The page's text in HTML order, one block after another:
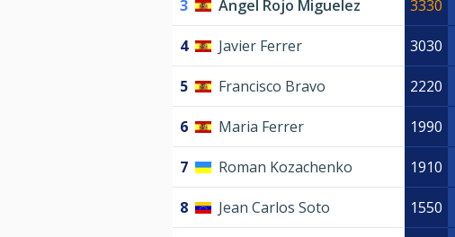
3 Angel Rojo Miguelez 3330
4 Javier Ferrer 3030
5 Francisco Bravo 2220
6 Maria Ferrer 1990
7 Roman Kozachenko 1910
8 Jean Carlos Soto 1550